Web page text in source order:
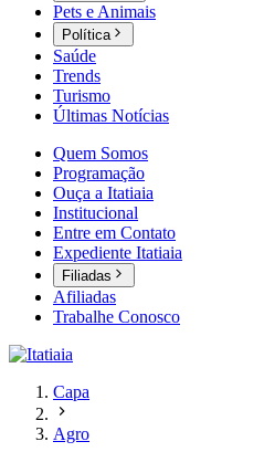
Pets e Animais
Política
Saúde
Trends
Turismo
Últimas Notícias
Quem Somos
Programação
Ouça a Itatiaia
Institucional
Entre em Contato
Expediente Itatiaia
Filiadas
Afiliadas
Trabalhe Conosco
Capa
Agro